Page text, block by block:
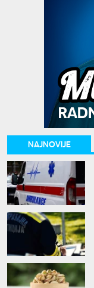
NAJNOVIJE